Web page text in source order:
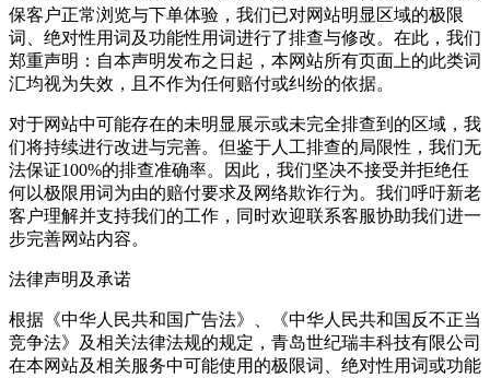
保客户正常浏览与下单体验，我们已对网站明显区域的极限
词、绝对性用词及功能性用词进行了排查与修改。在此，我们
郑重声明：自本声明发布之日起，本网站所有页面上的此类词
汇均视为失效，且不作为任何赔付或纠纷的依据。
对于网站中可能存在的未明显展示或未完全排查到的区域，我
们将持续进行改进与完善。但鉴于人工排查的局限性，我们无
法保证100%的排查准确率。因此，我们坚决不接受并拒绝任
何以极限用词为由的赔付要求及网络欺诈行为。我们呼吁新老
客户理解并支持我们的工作，同时欢迎联系客服协助我们进一
步完善网站内容。
法律声明及承诺
根据《中华人民共和国广告法》、《中华人民共和国反不正当
竞争法》及相关法律法规的规定，青岛世纪瑞丰科技有限公司
在本网站及相关服务中可能使用的极限词、绝对性用词或功能